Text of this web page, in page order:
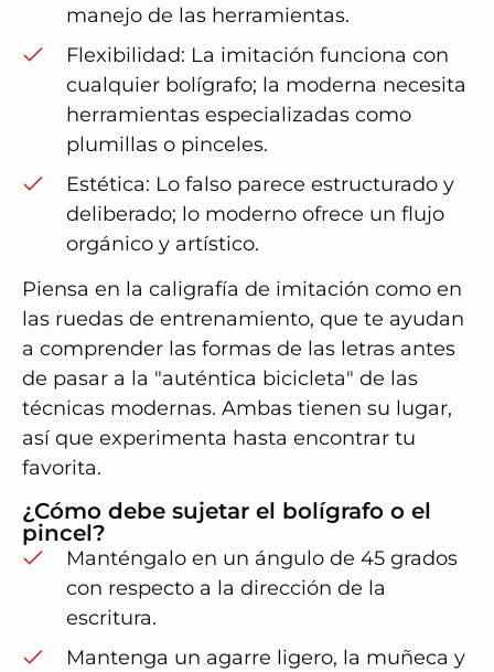
manejo de las herramientas.
Flexibilidad: La imitación funciona con
cualquier bolígrafo; la moderna necesita
herramientas especializadas como
plumillas o pinceles.
Estética: Lo falso parece estructurado y
deliberado; lo moderno ofrece un flujo
orgánico y artístico.
Piensa en la caligrafía de imitación como en
las ruedas de entrenamiento, que te ayudan
a comprender las formas de las letras antes
de pasar a la "auténtica bicicleta" de las
técnicas modernas. Ambas tienen su lugar,
así que experimenta hasta encontrar tu
favorita.
¿Cómo debe sujetar el bolígrafo o el
pincel?
Manténgalo en un ángulo de 45 grados
con respecto a la dirección de la
escritura.
Mantenga un agarre ligero, la muñeca y